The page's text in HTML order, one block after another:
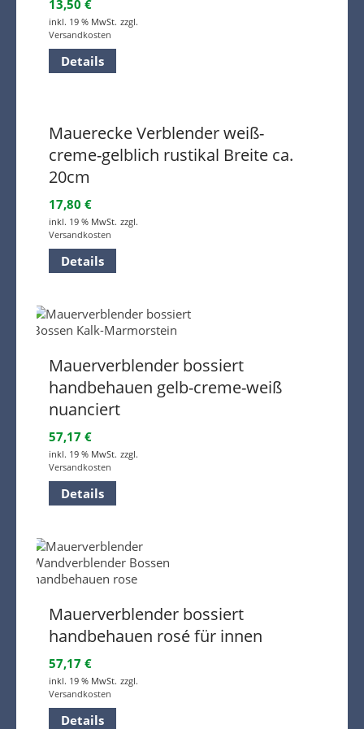
13,50 €
inkl. 19 % MwSt. zzgl.
Versandkosten
Details
Mauerecke Verblender weiß-
creme-gelblich rustikal Breite ca.
20cm
17,80 €
inkl. 19 % MwSt. zzgl.
Versandkosten
Details
Mauerverblender bossiert
handbehauen gelb-creme-weiß
nuanciert
57,17 €
inkl. 19 % MwSt. zzgl.
Versandkosten
Details
Mauerverblender bossiert
handbehauen rosé für innen
57,17 €
inkl. 19 % MwSt. zzgl.
Versandkosten
Details